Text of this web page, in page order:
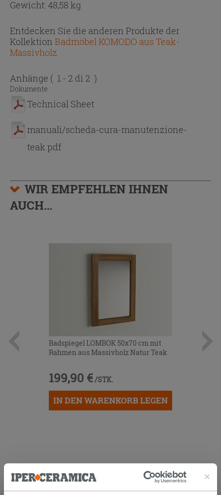
Gewicht: 48,58 kg
Entdecken Sie die anderen Produkte der
Kollektion Badmöbel KOMODO aus Teak-
Massivholz
Anhänge ( 1 - 2 di 2 )
Dokumente
Technical Sheet
manuali/scheda-cura-manutenzione-
teak.pdf
WIR EMPFEHLEN IHNEN
AUCH…
Badspiegel LOMBOK 50x70 cm mit
Rahmen aus Massivholz Natur Teak
199,90 € /STK.
IN DEN WARENKORB LEGEN